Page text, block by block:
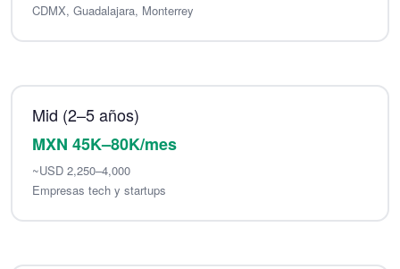
CDMX, Guadalajara, Monterrey
Mid (2–5 años)
MXN 45K–80K/mes
~USD 2,250–4,000
Empresas tech y startups